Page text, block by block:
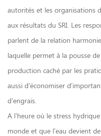
autorités et les organisations
aux résultats du SRI. Les
parlent de la relation
laquelle permet à la pousse
production caché par les
aussi d’économiser
d’engrais.
A l’heure où le stress
monde et que l’eau devient